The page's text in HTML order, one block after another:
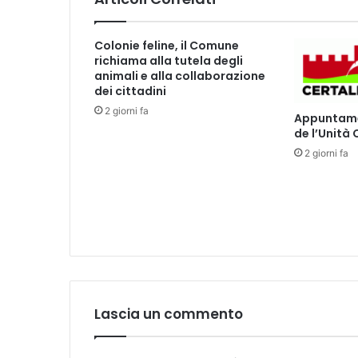
l
a
u
v
e
n
Colonie feline, il Comune
richiama alla tutela degli
animali e alla collaborazione
dei cittadini
2 giorni fa
de l’Unità
2 giorni fa
Lascia un commento